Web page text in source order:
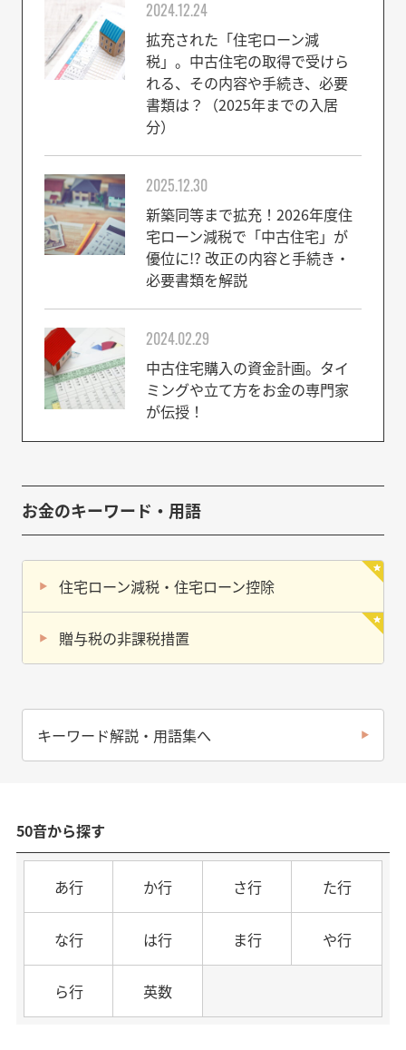
2024.12.24
拡充された「住宅ローン減
税」。中古住宅の取得で受けら
れる、その内容や手続き、必要
書類は？（2025年までの入居
分）
2025.12.30
新築同等まで拡充！2026年度住
宅ローン減税で「中古住宅」が
優位に!? 改正の内容と手続き・
必要書類を解説
2024.02.29
中古住宅購入の資金計画。タイ
ミングや立て方をお金の専門家
が伝授！
お金のキーワード・用語
住宅ローン減税・住宅ローン控除
贈与税の非課税措置
キーワード解説・用語集へ
50音から探す
あ行 か行 さ行 た行
な行 は行 ま行 や行
ら行 英数